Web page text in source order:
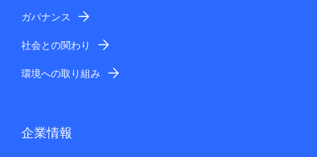
ガバナンス
社会との関わり
環境への取り組み
企業情報